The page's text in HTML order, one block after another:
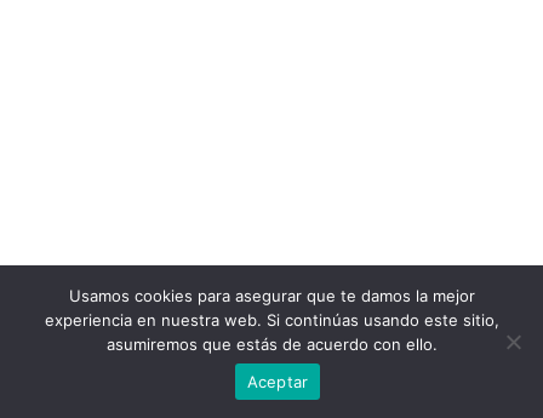
Usamos cookies para asegurar que te damos la mejor
experiencia en nuestra web. Si continúas usando este sitio,
asumiremos que estás de acuerdo con ello.
Aceptar